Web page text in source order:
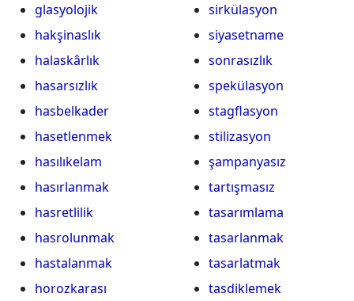
glasyolojik
hakşinaslık
halaskârlık
hasarsızlık
hasbelkader
hasetlenmek
hasılıkelam
hasırlanmak
hasretlilik
hasrolunmak
hastalanmak
horozkarası
sirkülasyon
siyasetname
sonrasızlık
spekülasyon
stagflasyon
stilizasyon
şampanyasız
tartışmasız
tasarımlama
tasarlanmak
tasarlatmak
tasdiklemek